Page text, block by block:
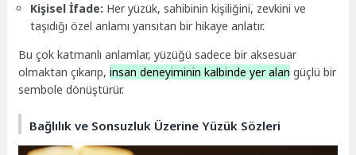
Kişisel İfade: Her yüzük, sahibinin kişiliğini, zevkini ve
taşıdığı özel anlamı yansıtan bir hikaye anlatır.
Bu çok katmanlı anlamlar, yüzüğü sadece bir aksesuar
olmaktan çıkarıp,insan deneyiminin kalbinde yer alan güçlü bir
sembole dönüştürür.
Bağlılık ve Sonsuzluk Üzerine Yüzük Sözleri